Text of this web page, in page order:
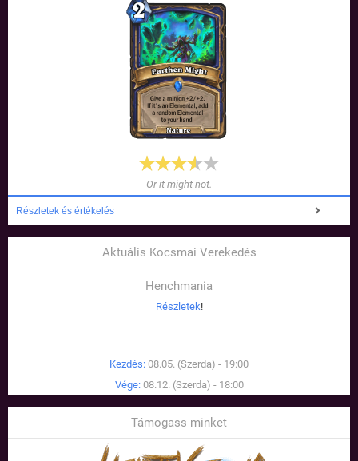
Or it might not.
Részletek és értékelés
Aktuális Kocsmai Verekedés
Henchmania
Részletek!
Kezdés: 08.05. (Szerda) - 19:00
Vége: 08.12. (Szerda) - 18:00
Támogass minket